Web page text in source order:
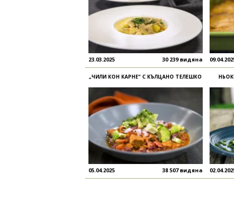
23.03.2025 30 239 видяна
„ЧИЛИ КОН КАРНЕ“ С КЪЛЦАНО ТЕЛЕШКО
05.04.2025 38 507 видяна